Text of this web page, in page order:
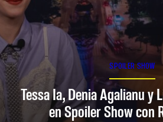
SPOILER SHOW
Tessa Ia, Denia Agalianu y
en Spoiler Show con